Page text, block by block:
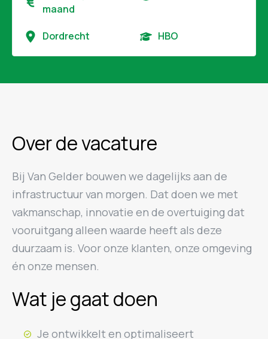
maand
Dordrecht HBO
Over de vacature
Bij Van Gelder bouwen we dagelijks aan de
infrastructuur van morgen. Dat doen we met
vakmanschap, innovatie en de overtuiging dat
vooruitgang alleen waarde heeft als deze
duurzaam is. Voor onze klanten, onze omgeving
én onze mensen.
Wat je gaat doen
Je ontwikkelt en optimaliseert